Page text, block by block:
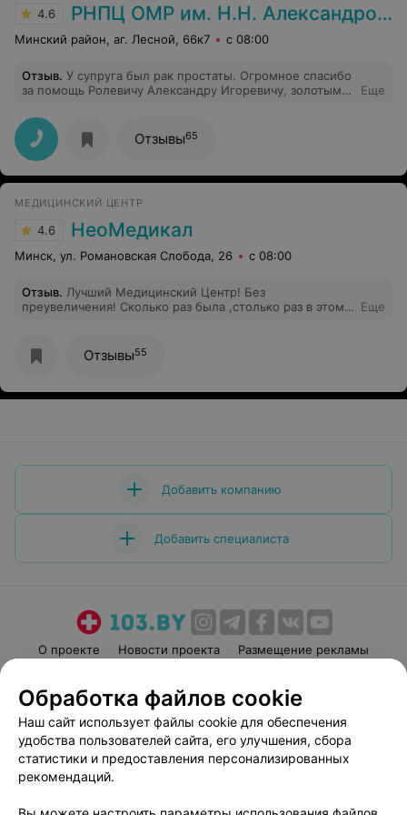
4.6 РНПЦ ОМР им. Н.Н. Александрова
Минский район, аг. Лесной, 66к7 с 08:00
Отзыв. У супруга был рак простаты. Огромное спасибо
за помощь Ролевичу Александру Игоревичу, золотым
Святославу Александровичу. Дай, Господи, здоровья
для них и процветания на многие лета!
Еще
Отзывы65
МЕДИЦИНСКИЙ ЦЕНТР
4.6 НеоМедикал
Минск, ул. Романовская Слобода, 26 с 08:00
Отзыв. Лучший Медицинский Центр! Без
преувеличения! Сколько раз была ,столько раз в этом
записывают на приём, девочки на ресепшн
приветливые, ну и для меня конечно важный фактор,
пишу отзывы, но тут прямо хочется от души это
Еще
Отзывы55
Добавить компанию
Добавить специалиста
О проекте Новости проекта
Размещение рекламы
Пользовательское соглашение
Способы оплаты
Вакансии
Партнеры
Написать руководителю 103.by
Обработка файлов cookie
Наш сайт использует файлы cookie для обеспечения
удобства пользователей сайта, его улучшения, сбора
статистики и предоставления персонализированных
рекомендаций.